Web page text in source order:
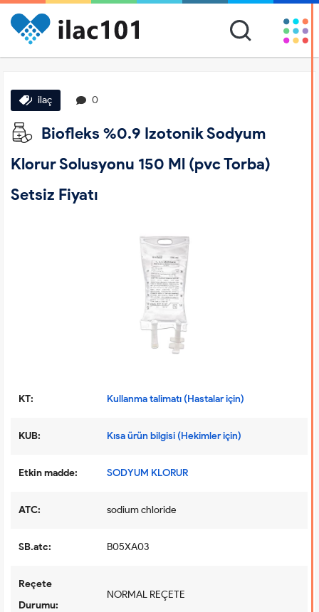
ilaç 0
Biofleks %0.9 Izotonik Sodyum
Klorur Solusyonu 150 Ml (pvc Torba)
Setsiz Fiyatı
KT: Kullanma talimatı (Hastalar için)
KUB: Kısa ürün bilgisi (Hekimler için)
Etkin madde: SODYUM KLORUR
ATC: sodium chloride
SB.atc: B05XA03
Reçete
Durumu:
NORMAL REÇETE